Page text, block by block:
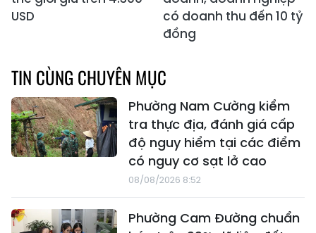
USD
có doanh thu đến 10 tỷ
đồng
TIN CÙNG CHUYÊN MỤC
Phường Nam Cường kiểm
tra thực địa, đánh giá cấp
độ nguy hiểm tại các điểm
có nguy cơ sạt lở cao
08/08/2026 8:52
Phường Cam Đường chuẩn